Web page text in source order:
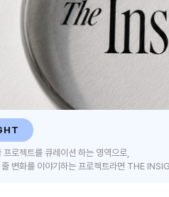
로젝트를 큐레이션 하는 영역으로,
변화를 이야기하는 프로젝트라면 THE